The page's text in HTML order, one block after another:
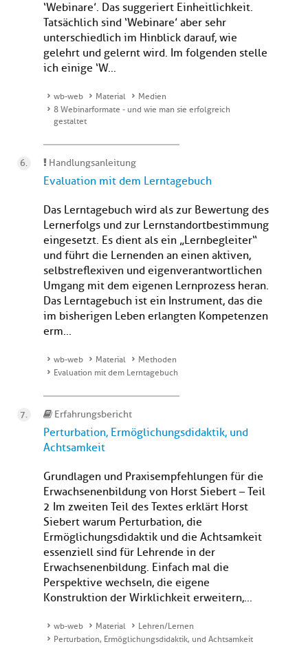
‘Webinare’. Das suggeriert Einheitlichkeit.
Tatsächlich sind ‘Webinare’ aber sehr
unterschiedlich im Hinblick darauf, wie
gelehrt und gelernt wird. Im folgenden stelle
ich einige ‘W...
wb-web Material
Medien
8 Webinarformate - und wie man sie erfolgreich
gestaltet
Handlungsanleitung
Evaluation mit dem Lerntagebuch
Das Lerntagebuch wird als zur Bewertung des
Lernerfolgs und zur Lernstandortbestimmung
eingesetzt. Es dient als ein „Lernbegleiter“
und führt die Lernenden an einen aktiven,
selbstreflexiven und eigenverantwortlichen
Umgang mit dem eigenen Lernprozess heran.
Das Lerntagebuch ist ein Instrument, das die
im bisherigen Leben erlangten Kompetenzen
erm...
wb-web Material
Methoden
Evaluation mit dem Lerntagebuch
Erfahrungsbericht
Perturbation, Ermöglichungsdidaktik, und
Achtsamkeit
Grundlagen und Praxisempfehlungen für die
Erwachsenenbildung von Horst Siebert – Teil
2 Im zweiten Teil des Textes erklärt Horst
Siebert warum Perturbation, die
Ermöglichungsdidaktik und die Achtsamkeit
essenziell sind für Lehrende in der
Erwachsenenbildung. Einfach mal die
Perspektive wechseln, die eigene
Konstruktion der Wirklichkeit erweitern,...
wb-web Material
Lehren/Lernen
Perturbation, Ermöglichungsdidaktik, und Achtsamkeit